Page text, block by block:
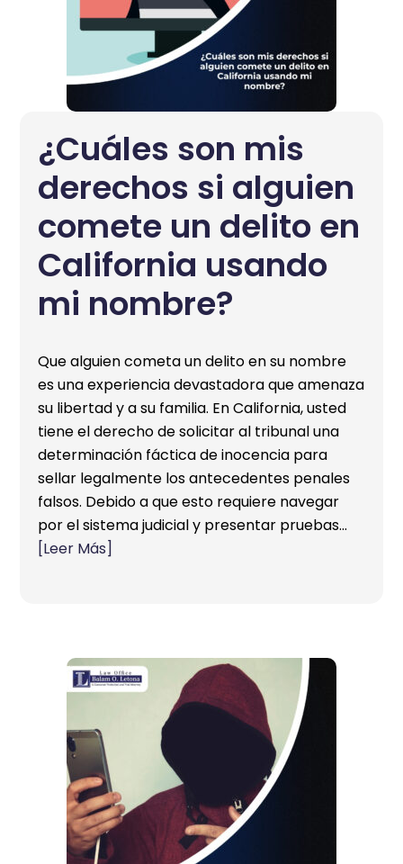
¿Cuáles son mis
derechos si alguien
comete un delito en
California usando
mi nombre?
Que alguien cometa un delito en su nombre
es una experiencia devastadora que amenaza
su libertad y a su familia. En California, usted
tiene el derecho de solicitar al tribunal una
determinación fáctica de inocencia para
sellar legalmente los antecedentes penales
falsos. Debido a que esto requiere navegar
por el sistema judicial y presentar pruebas…
[Leer Más]